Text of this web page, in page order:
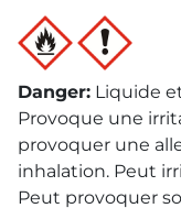
Danger: Liquide
Provoque une
provoquer une
inhalation. Peut
Peut provoquer